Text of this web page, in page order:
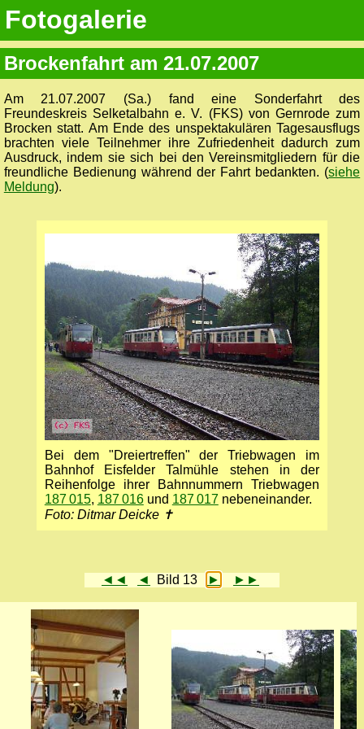
Fotogalerie
Brockenfahrt am 21.07.2007
Am 21.07.2007 (Sa.) fand eine Sonderfahrt des
Freundeskreis Selketalbahn e. V. (FKS) von Gernrode zum
Brocken statt. Am Ende des unspektakulären Tagesausflugs
brachten viele Teilnehmer ihre Zufriedenheit dadurch zum
Ausdruck, indem sie sich bei den Vereinsmitgliedern für die
freundliche Bedienung während der Fahrt bedankten. (siehe
Meldung).
Bei dem "Dreiertreffen" der Triebwagen im
Bahnhof Eisfelder Talmühle stehen in der
Reihenfolge ihrer Bahnnummern Triebwagen
187 015, 187 016und 187 017nebeneinander.
Foto: Ditmar Deicke ✝
◄◄ ◄ Bild 13 ► ►►